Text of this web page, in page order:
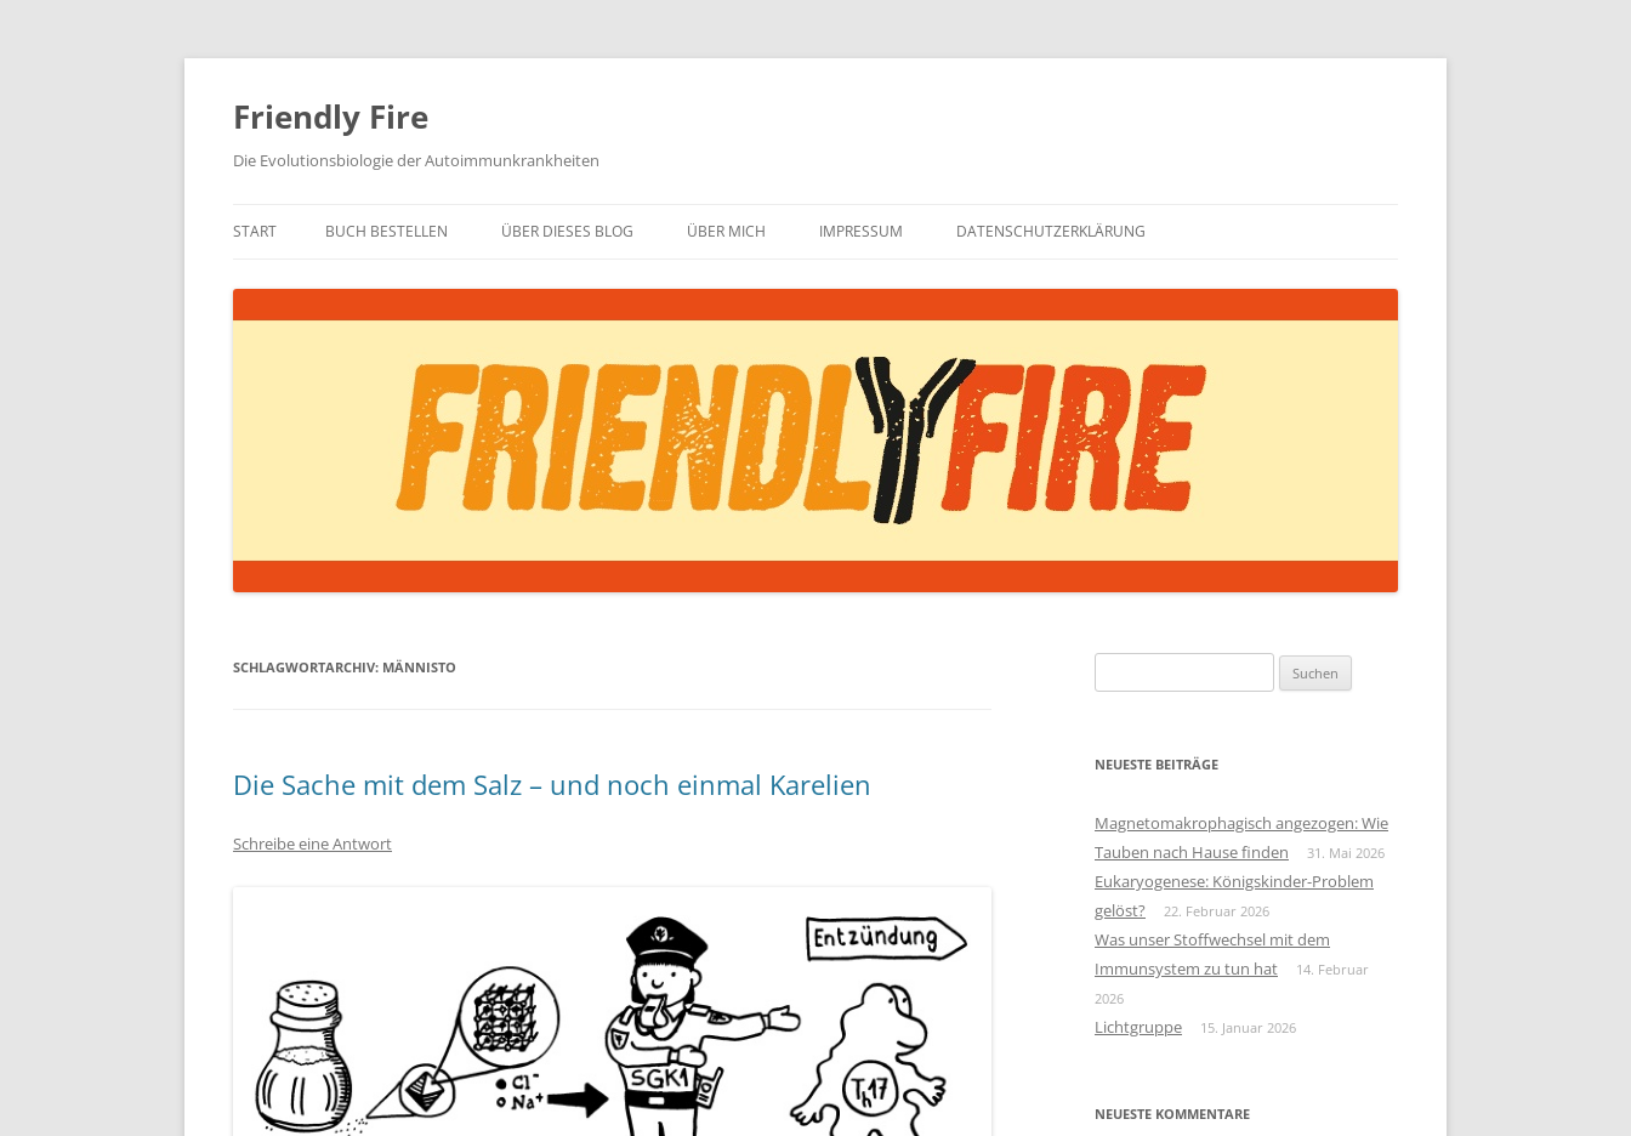
Zum
springen
Friendly Fire
Die Evolutionsbiologie der Autoimmunkrankheiten
START BUCH BESTELLEN ÜBER DIESES BLOG ÜBER MICH IMPRESSUM DATENSCHUTZERKLÄRUNG
SCHLAGWORTARCHIV: MÄNNISTO
Die Sache mit dem Salz – und noch einmal Karelien
Schreibe eine Antwort
nach:
NEUESTE BEITRÄGE
Magnetomakrophagisch angezogen: Wie
Tauben nach Hause finden
31. Mai 2026
Eukaryogenese: Königskinder-Problem
gelöst?
22. Februar 2026
Was unser Stoffwechsel mit dem
Immunsystem zu tun hat
14. Februar
2026
Lichtgruppe 15. Januar 2026
NEUESTE KOMMENTARE